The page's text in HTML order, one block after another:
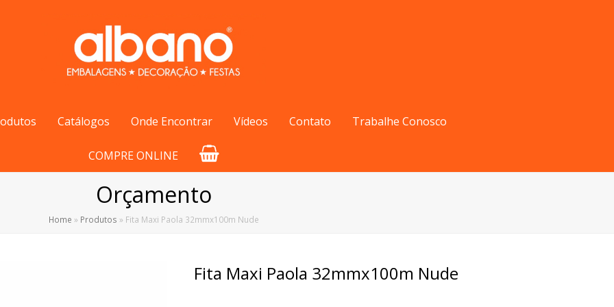
Catálogos Onde Encontrar Vídeos Contato Trabalhe Conosco
COMPRE ONLINE
Orçamento
Home » Produtos » Fita Maxi Paola 32mmx100m Nude
Fita Maxi Paola 32mmx100m Nude